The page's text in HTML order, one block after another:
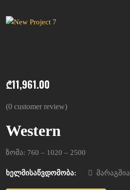
₾11,961.00
(0 customer review)
Western
ზომა: 760 – 1020 – 2500
ხელმისაწვდომობა: მარაგშია